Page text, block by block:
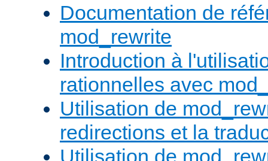
Documentation de
mod_rewrite
Introduction à
rationnelles avec
Utilisation de
redirections et la
Utilisation de